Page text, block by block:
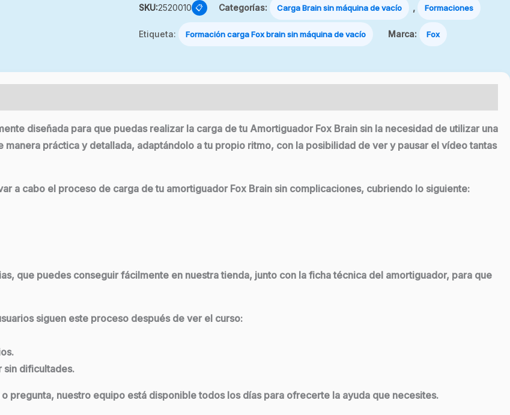
SKU:2520010 📋 Categorías: Carga Brain sin máquina de vacío , Formaciones
Etiqueta: Formación carga Fox brain sin máquina de vacío Marca: Fox
diseñada para que puedas realizar la carga de tu Amortiguador Fox Brain sin la necesidad de utilizar una
práctica y detallada, adaptándolo a tu propio ritmo, con la posibilidad de ver y pausar el vídeo tantas
a cabo el proceso de carga de tu amortiguador Fox Brain sin complicaciones, cubriendo lo siguiente:
que puedes conseguir fácilmente en nuestra tienda, junto con la ficha técnica del amortiguador, para que
siguen este proceso después de ver el curso:
sin dificultades.
o pregunta, nuestro equipo está disponible todos los días para ofrecerte la ayuda que necesites.